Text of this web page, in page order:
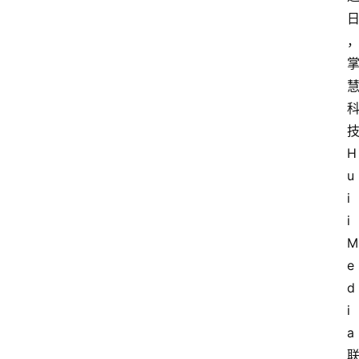
日
，
掌
慧
科
技
H
u
i
i
M
e
d
i
a
联